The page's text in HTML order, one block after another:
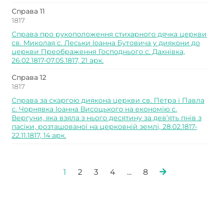
Справа 11
1817
Справа про рукоположення стихарного дячка церкви
св. Миколая с. Леськи Іоанна Бутовича у диякони до
церкви Преображення Господнього с. Дахнівка,
26.02.1817-07.05.1817, 21 арк.
Справа 12
1817
Справа за скаргою диякона церкви св. Петра і Павла
с. Чорнявка Іоанна Висоцького на економію с.
Вергуни, яка взяла з нього десятину за дев’ять пнів з
пасіки, розташованої на церковній землі, 28.02.1817-
22.11.1817, 14 арк.
1 2 3 4 ... 8